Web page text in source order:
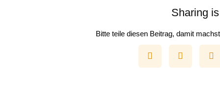
Sharing
Bitte teile diesen Beitrag, damit